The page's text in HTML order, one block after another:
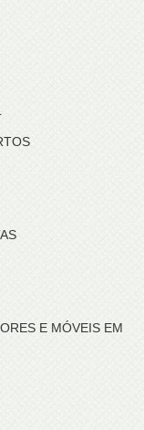
E MÓVEIS EM